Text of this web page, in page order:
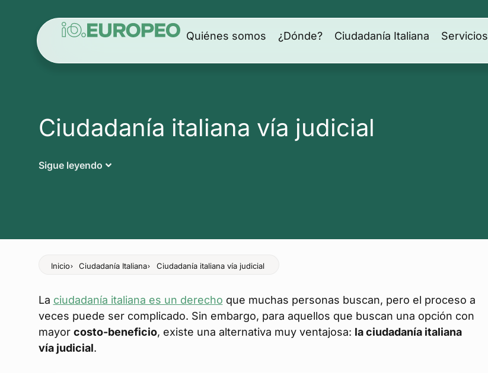
Quiénes somos ¿Dónde? Ciudadanía Italiana Servicios
Ciudadanía italiana vía judicial
Sigue leyendo
Inicio Ciudadanía Italiana Ciudadanía italiana vía judicial
La ciudadanía italiana es un derecho que muchas personas buscan, pero el proceso a
veces puede ser complicado. Sin embargo, para aquellos que buscan una opción con
mayor costo-beneficio, existe una alternativa muy ventajosa: la ciudadanía italiana
vía judicial.